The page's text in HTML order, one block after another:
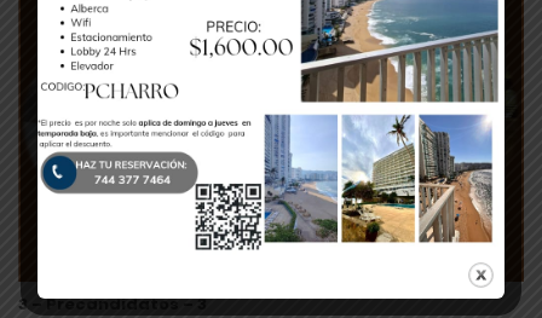
3 – Precandidatos – 3